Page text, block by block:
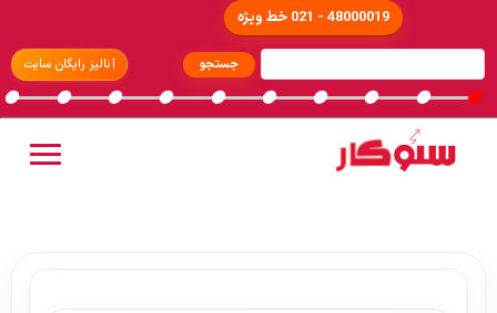
48000019 - 021 خط ویژه
آنالیز رایگان سایت